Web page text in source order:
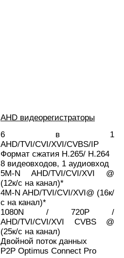
AHD видеорегистраторы
6 в 1
AHD/TVI/CVI/XVI/CVBS/IP
Формат сжатия H.265/ H.264
8 видеовходов, 1 аудиовход
5M-N AHD/TVI/CVI/XVI @
(12к/с на канал)*
4M-N AHD/TVI/CVI/XVI@ (16к/
с на канал)*
1080N / 720P /
AHD/TVI/CVI/XVI CVBS @
(25к/с на канал)
Двойной поток данных
P2P Optimus Connect Pro